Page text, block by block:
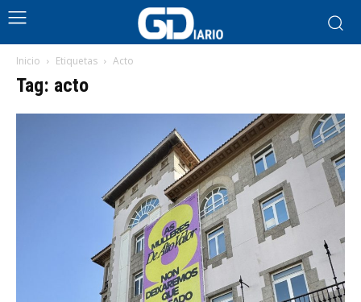
Inicio Etiquetas Acto
Tag: acto